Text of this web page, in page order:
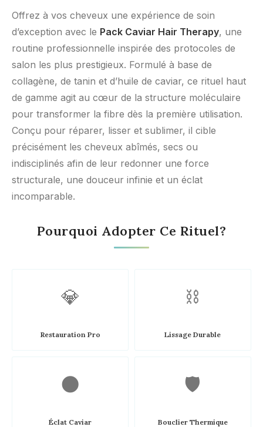
Offrez à vos cheveux une expérience de soin
d’exception avec le Pack Caviar Hair Therapy, une
routine professionnelle inspirée des protocoles de
salon les plus prestigieux. Formulé à base de
collagène, de tanin et d’huile de caviar, ce rituel haut
de gamme agit au cœur de la structure moléculaire
pour transformer la fibre dès la première utilisation.
Conçu pour réparer, lisser et sublimer, il cible
précisément les cheveux abîmés, secs ou
indisciplinés afin de leur redonner une force
structurale, une douceur infinie et un éclat
incomparable.
Pourquoi Adopter Ce Rituel?
💎
Restauration Pro
⛓️
Lissage Durable
🌑
Éclat Caviar
🛡️
Bouclier Thermique